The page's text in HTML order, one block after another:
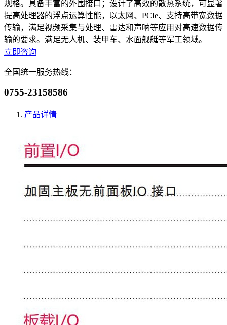
规格。具备丰富的外围接口；设计了高效的散热系统，可显著
提高处理器的浮点运算性能，以太网、PCIe、支持高带宽数据
传输，满足视频采集与处理、雷达和声呐等应用对高速数据传
输的要求。满足无人机、装甲车、水面舰艇等军工领域。
立即咨询
全国统一服务热线：
0755-23158586
产品详情